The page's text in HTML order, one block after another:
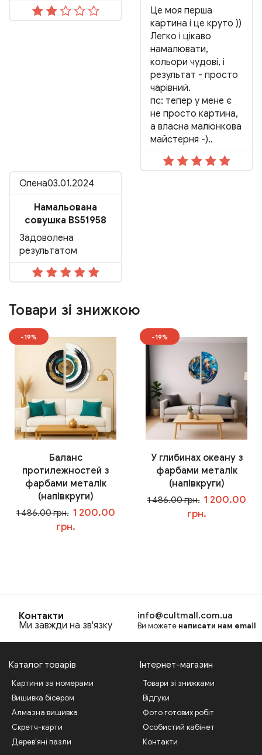
Це моя перша
картина і це круто ))
Легко і цікаво
намалювати,
кольори чудові, і
результат - просто
чарівний.
пс: тепер у мене є
не просто картина,
а власна малюнкова
майстерня -)..
Олена03.01.2024
Намальована
совушка BS51958
Задоволена
результатом
Товари зі знижкою
-19%
Баланс
протилежностей з
фарбами металік
(напівкруги)
1 486.00 грн. 1 200.00
грн.
-19%
У глибинах океану з
фарбами металік
(напівкруги)
1 486.00 грн. 1 200.00
грн.
Контакти
Ми завжди на зв'язку
info@cultmall.com.ua
Ви можете написати нам email
Каталог товарів
Картини за номерами
Вишивка бісером
Алмазна вишивка
Скретч-карти
Дерев'яні пазли
Інтернет-магазин
Товари зі знижками
Відгуки
Фото готових робіт
Особистий кабінет
Контакти